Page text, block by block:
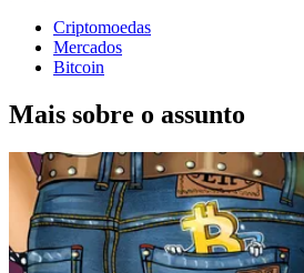
Criptomoedas
Mercados
Bitcoin
Mais sobre o assunto